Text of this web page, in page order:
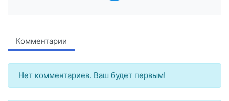
Комментарии
Нет комментариев. Ваш будет первым!